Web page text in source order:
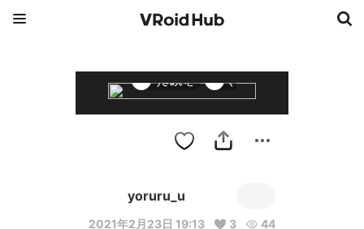
うさめいど くまめいど
yoruru_u
2021年2月23日 19:13 3 44